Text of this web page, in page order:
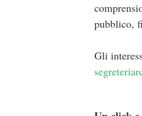
pubblico,
Gli